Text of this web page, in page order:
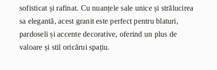
sofisticat și rafinat. Cu nuanțele sale unice și strălucirea
sa elegantă, acest granit este perfect pentru blaturi,
pardoseli și accente decorative, oferind un plus de
valoare și stil oricărui spațiu.